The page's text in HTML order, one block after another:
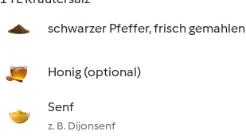
schwarzer Pfeffer, frisch gemahlen
Honig (optional)
Senf
z. B. Dijonsenf